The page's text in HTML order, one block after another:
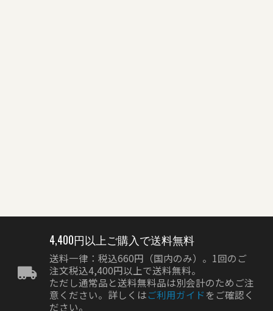
4,400円以上ご購入で送料無料
送料一律：税込660円（国内のみ）。1回のご
注文税込4,400円以上で送料無料。
ただし通常品と送料無料品は別会計のためご注
意ください。詳しくはご利用ガイド をご確認く
ださい。